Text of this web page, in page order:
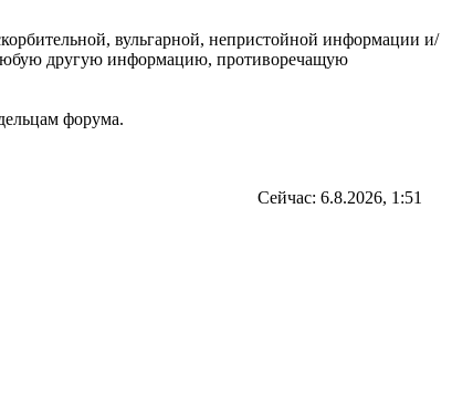
вульгарной, непристойной информации и/
другую информацию, противоречащую
форума.
Сейчас: 6.8.2026, 1:51